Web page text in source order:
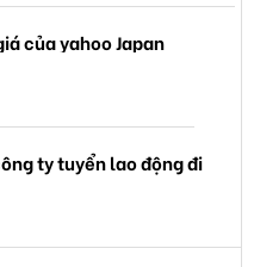
của yahoo Japan
ty tuyển lao động đi